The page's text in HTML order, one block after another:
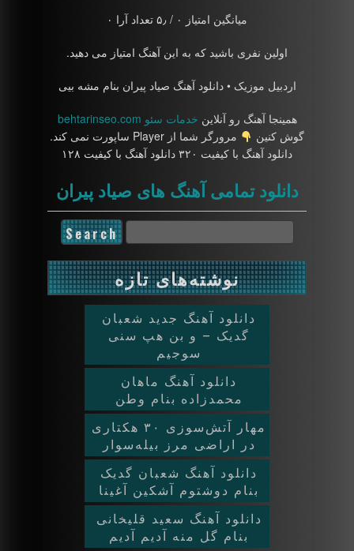
میانگین امتیاز ۰ / ۵٫ تعداد آرا ۰
اولین نفری باشید که به این آهنگ امتیاز می دهید.
اردبیل موزیک • دانلود آهنگ صیاد پیران بنام مشه بیی
همینجا آهنگ رو آنلاین خدمات سئو behtarinseo.com
گوش کنین
مرورگر شما از Player ساپورت نمی کند.
دانلود آهنگ با کیفیت ۳۲۰ دانلود آهنگ با کیفیت ۱۲۸
دانلود تمامی آهنگ های صیاد پیران
نوشته‌های تازه
دانلود آهنگ جدید شعبان
گدیک – و بن هپ سنی
سوجیم
دانلود آهنگ ماهان
محمدزاده بنام وطن
مهار آتش‌سوزی ۳۰ هکتاری
در اراضی مرز بیله‌سوار
دانلود آهنگ شعبان گدیک
بنام دوشتوم آشکین آغینا
دانلود آهنگ سعید قلیخانی
بنام گل منه آدیم آدیم